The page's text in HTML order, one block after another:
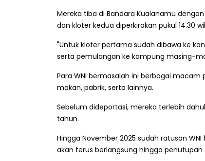
Mereka tiba di Bandara Kualanamu
dan kloter kedua diperkirakan pukul 14.30
"Untuk kloter pertama sudah dibawa ke
serta pemulangan ke kampung masing-
Para WNI bermasalah ini berbagai
makan, pabrik, serta lainnya.
Sebelum dideportasi, mereka terlebih
tahun.
Hingga November 2025 sudah ratusan
akan terus berlangsung hingga penutupan